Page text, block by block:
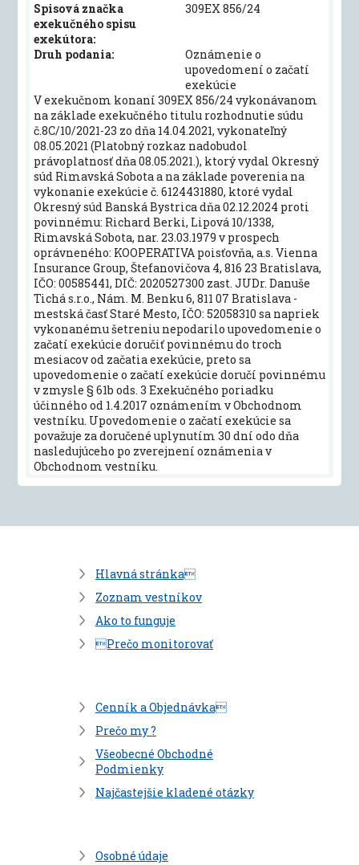
Spisová značka
exekučného spisu
exekútora:
309EX 856/24
Druh podania:
Oznámenie o
upovedomení o začatí
exekúcie
V exekučnom konaní 309EX 856/24 vykonávanom
na základe exekučného titulu rozhodnutie súdu
č.8C/10/2021-23 zo dňa 14.04.2021, vykonateľný
08.05.2021 (Platobný rozkaz nadobudol
právoplatnosť dňa 08.05.2021.), ktorý vydal Okresný
súd Rimavská Sobota a na základe poverenia na
vykonanie exekúcie č. 6124431880, ktoré vydal
Okresný súd Banská Bystrica dňa 02.12.2024 proti
povinnému: Richard Berki, Lipová 10/1338,
Rimavská Sobota, nar. 23.03.1979 v prospech
oprávneného: KOOPERATIVA poisťovňa, a.s. Vienna
Insurance Group, Štefanovičova 4, 816 23 Bratislava,
IČO: 00585441, DIČ: 2020527300 zast. JUDr. Danuše
Tichá s.r.o., Nám. M. Benku 6, 811 07 Bratislava -
mestská časť Staré Mesto, IČO: 52058310 sa napriek
vykonanému šetreniu nepodarilo upovedomenie o
začatí exekúcie doručiť povinnému do troch
mesiacov od začatia exekúcie, preto sa
upovedomenie o začatí exekúcie doručí povinnému
v zmysle § 61b ods. 3 Exekučného poriadku
účinného od 1.4.2017 oznámením v Obchodnom
vestníku. Upovedomenie o začatí exekúcie sa
považuje za doručené uplynutím 30 dní odo dňa
nasledujúceho po zverejnení oznámenia v
Obchodnom vestníku.
Hlavná stránka
Zoznam vestníkov
Ako to funguje
Prečo monitorovať
Cenník a Objednávka
Prečo my ?
Všeobecné Obchodné
Podmienky
Najčastejšie kladené otázky
Osobné údaje